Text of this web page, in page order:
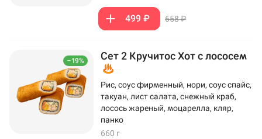
499 ₽ 658 ₽
–19% Сет 2 Кручитос Хот с лососем
Рис, соус фирменный, нори, соус спайс,
такуан, лист салата, снежный краб,
лосось жареный, моцарелла, кляр,
панко
660 г